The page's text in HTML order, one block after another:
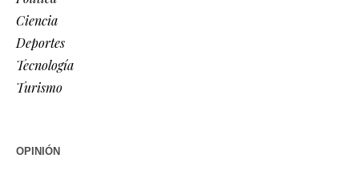
Ciencia
Deportes
Tecnología
Turismo
OPINIÓN